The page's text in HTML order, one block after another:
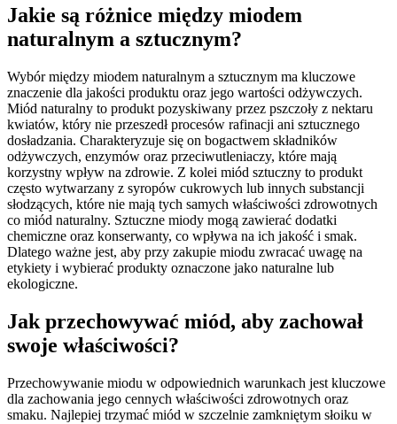
Jakie są różnice między miodem
naturalnym a sztucznym?
Wybór między miodem naturalnym a sztucznym ma kluczowe
znaczenie dla jakości produktu oraz jego wartości odżywczych.
Miód naturalny to produkt pozyskiwany przez pszczoły z nektaru
kwiatów, który nie przeszedł procesów rafinacji ani sztucznego
dosładzania. Charakteryzuje się on bogactwem składników
odżywczych, enzymów oraz przeciwutleniaczy, które mają
korzystny wpływ na zdrowie. Z kolei miód sztuczny to produkt
często wytwarzany z syropów cukrowych lub innych substancji
słodzących, które nie mają tych samych właściwości zdrowotnych
co miód naturalny. Sztuczne miody mogą zawierać dodatki
chemiczne oraz konserwanty, co wpływa na ich jakość i smak.
Dlatego ważne jest, aby przy zakupie miodu zwracać uwagę na
etykiety i wybierać produkty oznaczone jako naturalne lub
ekologiczne.
Jak przechowywać miód, aby zachował
swoje właściwości?
Przechowywanie miodu w odpowiednich warunkach jest kluczowe
dla zachowania jego cennych właściwości zdrowotnych oraz
smaku. Najlepiej trzymać miód w szczelnie zamkniętym słoiku w